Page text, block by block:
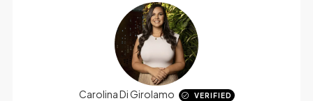
Carolina Di Girolamo VERIFIED